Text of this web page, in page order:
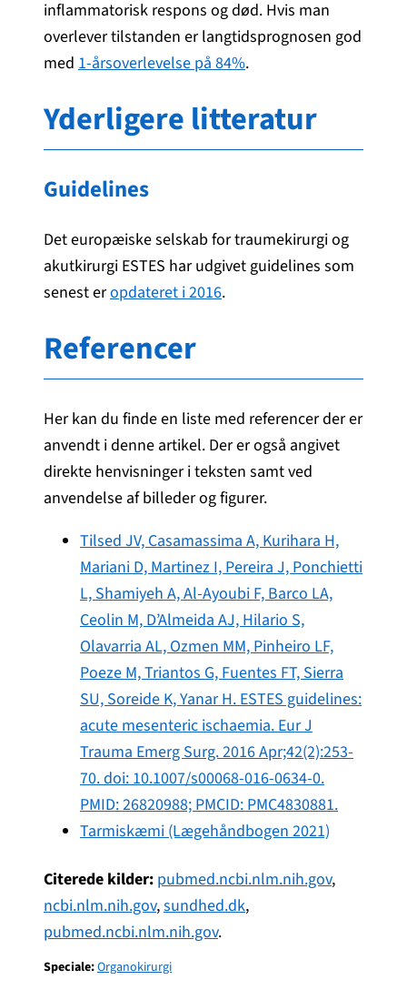
inflammatorisk respons og død. Hvis man
overlever tilstanden er langtidsprognosen god
med 1-årsoverlevelse på 84%.
Yderligere litteratur
Guidelines
Det europæiske selskab for traumekirurgi og
akutkirurgi ESTES har udgivet guidelines som
senest eropdateret i 2016.
Referencer
Her kan du finde en liste med referencer der er
anvendt i denne artikel. Der er også angivet
direkte henvisninger i teksten samt ved
anvendelse af billeder og figurer.
Tilsed JV, Casamassima A, Kurihara H,
Mariani D, Martinez I, Pereira J, Ponchietti
L, Shamiyeh A, Al-Ayoubi F, Barco LA,
Ceolin M, D’Almeida AJ, Hilario S,
Olavarria AL, Ozmen MM, Pinheiro LF,
Poeze M, Triantos G, Fuentes FT, Sierra
SU, Soreide K, Yanar H. ESTES guidelines:
acute mesenteric ischaemia. Eur J
Trauma Emerg Surg. 2016 Apr;42(2):253-
70. doi: 10.1007/s00068-016-0634-0.
PMID: 26820988; PMCID: PMC4830881.
Tarmiskæmi (Lægehåndbogen 2021)
Citerede kilder: pubmed.ncbi.nlm.nih.gov,
ncbi.nlm.nih.gov,sundhed.dk,
pubmed.ncbi.nlm.nih.gov.
Speciale:Organokirurgi